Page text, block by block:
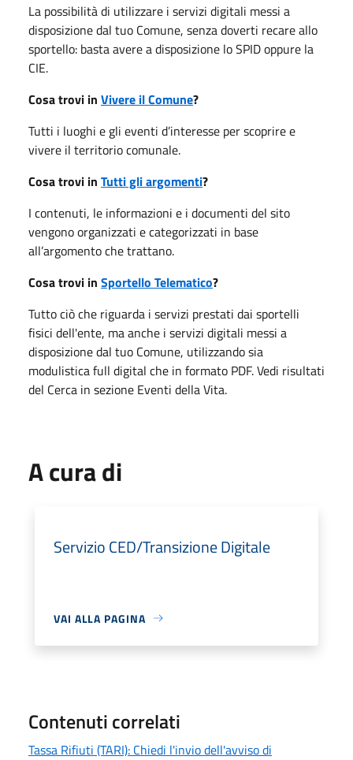
La possibilità di utilizzare i servizi digitali messi a
disposizione dal tuo Comune, senza doverti recare allo
sportello: basta avere a disposizione lo SPID oppure la
CIE.
Cosa trovi in Vivere il Comune?
Tutti i luoghi e gli eventi d’interesse per scoprire e
vivere il territorio comunale.
Cosa trovi in Tutti gli argomenti?
I contenuti, le informazioni e i documenti del sito
vengono organizzati e categorizzati in base
all’argomento che trattano.
Cosa trovi in Sportello Telematico?
Tutto ciò che riguarda i servizi prestati dai sportelli
fisici dell'ente, ma anche i servizi digitali messi a
disposizione dal tuo Comune, utilizzando sia
modulistica full digital che in formato PDF. Vedi risultati
del Cerca in sezione Eventi della Vita.
A cura di
Servizio CED/Transizione Digitale
VAI ALLA PAGINA
Contenuti correlati
Tassa Rifiuti (TARI): Chiedi l'invio dell'avviso di